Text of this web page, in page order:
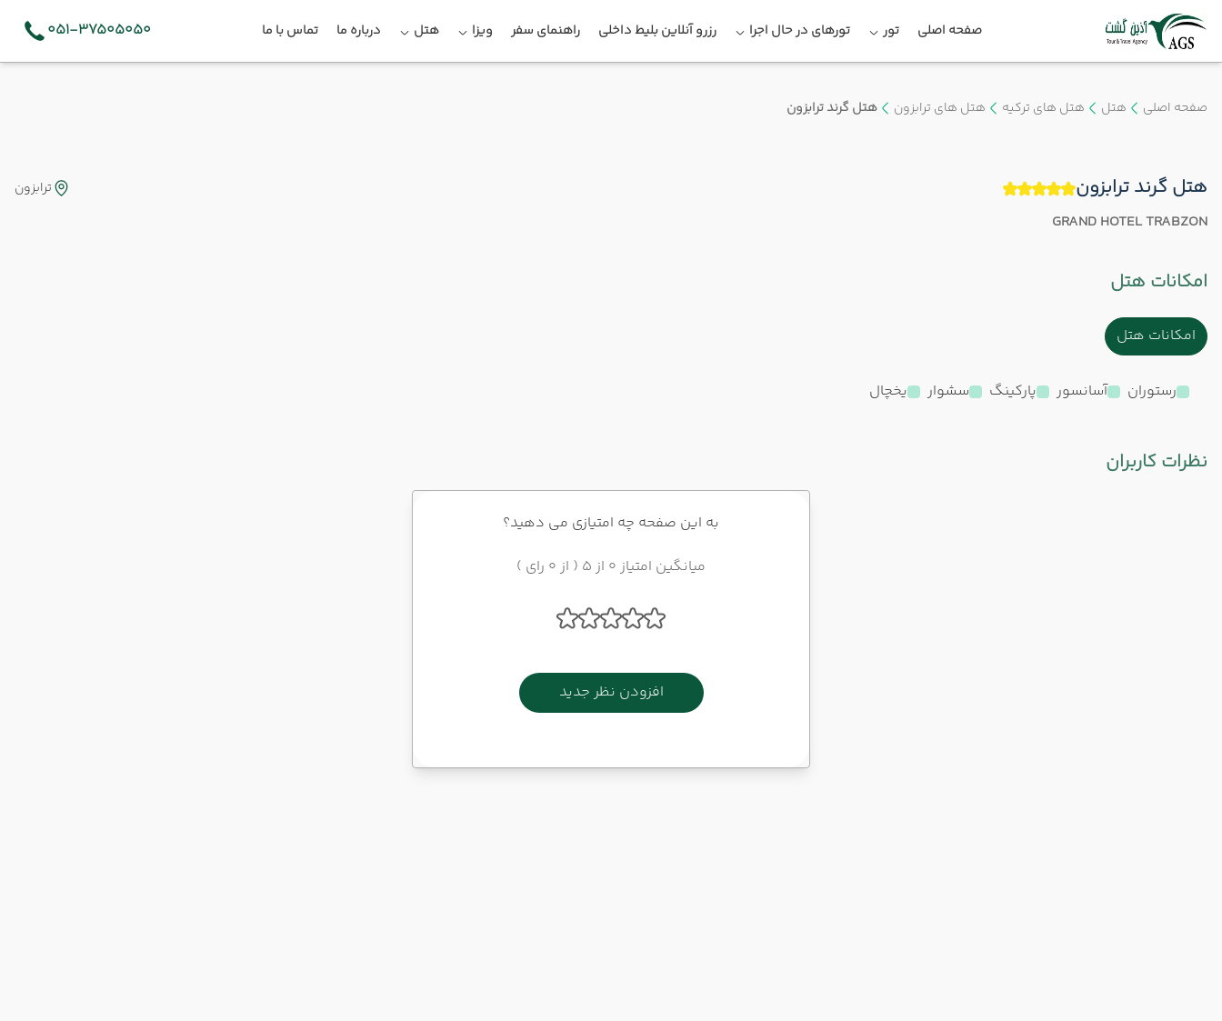
صفحه اصلی تور تورهای در حال اجرا رزرو آنلاین بلیط داخلی راهنمای سفر ویزا هتل درباره ما تماس با ما 051-37505050
صفحه اصلی هتل هتل های ترکیه هتل های ترابزون هتل گرند ترابزون
هتل گرند ترابزون
GRAND HOTEL TRABZON
ترابزون
امکانات هتل
امکانات هتل
رستوران آسانسور پارکینگ سشوار یخچال
نظرات کاربران
به این صفحه چه امتیازی می دهید؟
میانگین امتیاز 0 از 5 ( از 0 رای )
افزودن نظر جدید